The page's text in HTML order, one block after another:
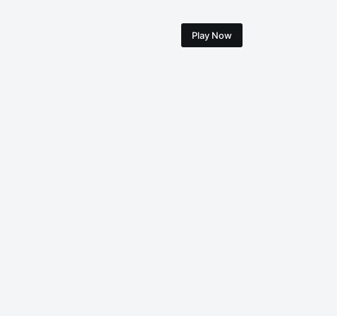
Play Now